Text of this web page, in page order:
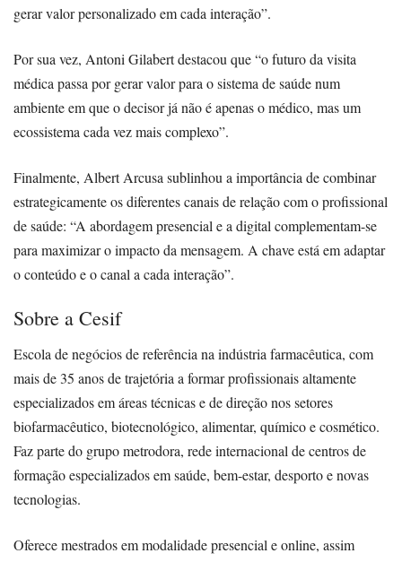
gerar valor personalizado em cada interação”.
Por sua vez, Antoni Gilabert destacou que “o futuro da visita
médica passa por gerar valor para o sistema de saúde num
ambiente em que o decisor já não é apenas o médico, mas um
ecossistema cada vez mais complexo”.
Finalmente, Albert Arcusa sublinhou a importância de combinar
estrategicamente os diferentes canais de relação com o profissional
de saúde: “A abordagem presencial e a digital complementam-se
para maximizar o impacto da mensagem. A chave está em adaptar
o conteúdo e o canal a cada interação”.
Sobre a Cesif
Escola de negócios de referência na indústria farmacêutica, com
mais de 35 anos de trajetória a formar profissionais altamente
especializados em áreas técnicas e de direção nos setores
biofarmacêutico, biotecnológico, alimentar, químico e cosmético.
Faz parte do grupo metrodora, rede internacional de centros de
formação especializados em saúde, bem-estar, desporto e novas
tecnologias.
Oferece mestrados em modalidade presencial e online, assim